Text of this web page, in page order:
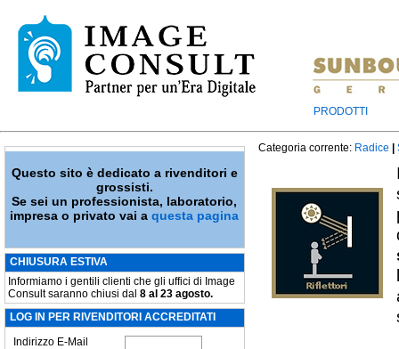
PRODOTTI
Questo sito è dedicato a rivenditori e
grossisti.
Se sei un professionista, laboratorio,
impresa o privato vai aquesta pagina
CHIUSURA ESTIVA
Informiamo i gentili clienti che gli uffici di Image
Consult saranno chiusi dal 8 al 23 agosto.
LOG IN PER RIVENDITORI ACCREDITATI
Indirizzo E-Mail
Categoria corrente: Radice